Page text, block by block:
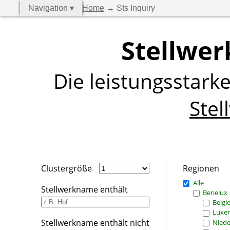
Navigation ▾ Home → Sts Inquiry
Die
Clustergröße
Stellwerkname enthält
Stellwerkname enthält nicht
Regionen
Alle
Benelux